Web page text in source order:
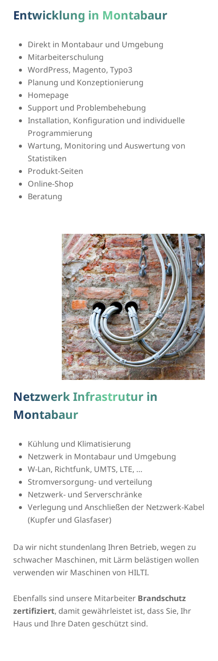
Entwicklung in Montabaur
Direkt in Montabaur und Umgebung
Mitarbeiterschulung
WordPress, Magento, Typo3
Planung und Konzeptionierung
Homepage
Support und Problembehebung
Installation, Konfiguration und individuelle
Programmierung
Wartung, Monitoring und Auswertung von
Statistiken
Produkt-Seiten
Online-Shop
Beratung
Netzwerk Infrastrutur in
Montabaur
Kühlung und Klimatisierung
Netzwerk in Montabaur und Umgebung
W-Lan, Richtfunk, UMTS, LTE, …
Stromversorgung- und verteilung
Netzwerk- und Serverschränke
Verlegung und Anschließen der Netzwerk-Kabel
(Kupfer und Glasfaser)
Da wir nicht stundenlang Ihren Betrieb, wegen zu
schwacher Maschinen, mit Lärm belästigen wollen
verwenden wir Maschinen von HILTI.
Ebenfalls sind unsere Mitarbeiter Brandschutz
zertifiziert, damit gewährleistet ist, dass Sie, Ihr
Haus und Ihre Daten geschützt sind.